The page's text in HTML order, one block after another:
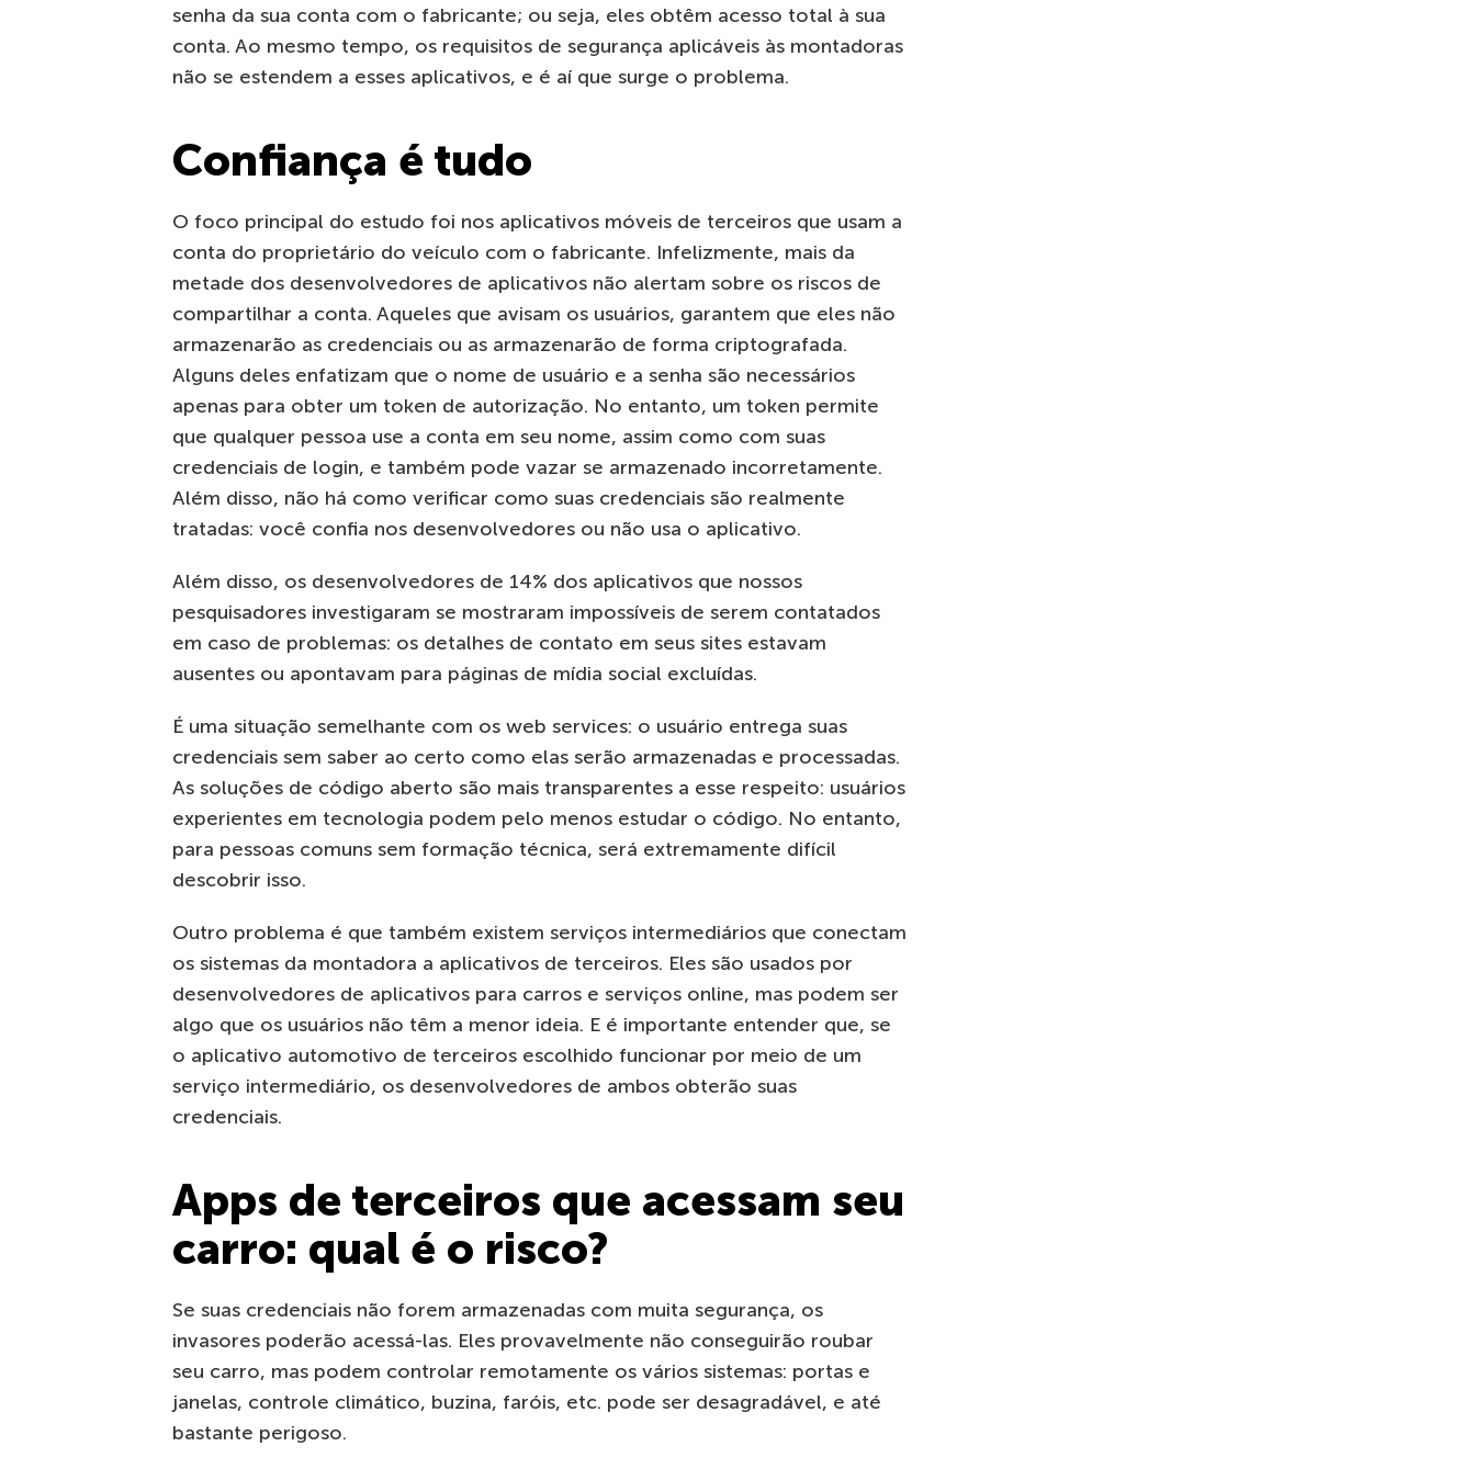
senha da sua conta com o fabricante; ou seja, eles obtêm acesso total à sua
conta. Ao mesmo tempo, os requisitos de segurança aplicáveis ​​às montadoras
não se estendem a esses aplicativos, e é aí que surge o problema.
Confiança é tudo
O foco principal do estudo foi nos aplicativos móveis de terceiros que usam a
conta do proprietário do veículo com o fabricante. Infelizmente, mais da
metade dos desenvolvedores de aplicativos não alertam sobre os riscos de
compartilhar a conta. Aqueles que avisam os usuários, garantem que eles não
armazenarão as credenciais ou as armazenarão de forma criptografada.
Alguns deles enfatizam que o nome de usuário e a senha são necessários
apenas para obter um token de autorização. No entanto, um token permite
que qualquer pessoa use a conta em seu nome, assim como com suas
credenciais de login, e também pode vazar se armazenado incorretamente.
Além disso, não há como verificar como suas credenciais são realmente
tratadas: você confia nos desenvolvedores ou não usa o aplicativo.
Além disso, os desenvolvedores de 14% dos aplicativos que nossos
pesquisadores investigaram se mostraram impossíveis de serem contatados
em caso de problemas: os detalhes de contato em seus sites estavam
ausentes ou apontavam para páginas de mídia social excluídas.
É uma situação semelhante com os web services: o usuário entrega suas
credenciais sem saber ao certo como elas serão armazenadas e processadas.
As soluções de código aberto são mais transparentes a esse respeito: usuários
experientes em tecnologia podem pelo menos estudar o código. No entanto,
para pessoas comuns sem formação técnica, será extremamente difícil
descobrir isso.
Outro problema é que também existem serviços intermediários que conectam
os sistemas da montadora a aplicativos de terceiros. Eles são usados ​​por
desenvolvedores de aplicativos para carros e serviços online, mas podem ser
algo que os usuários não têm a menor ideia. E é importante entender que, se
o aplicativo automotivo de terceiros escolhido funcionar por meio de um
serviço intermediário, os desenvolvedores de ambos obterão suas
credenciais.
Apps de terceiros que acessam seu
carro: qual é o risco?
Se suas credenciais não forem armazenadas com muita segurança, os
invasores poderão acessá-las. Eles provavelmente não conseguirão roubar
seu carro, mas podem controlar remotamente os vários sistemas: portas e
janelas, controle climático, buzina, faróis, etc. pode ser desagradável, e até
bastante perigoso.